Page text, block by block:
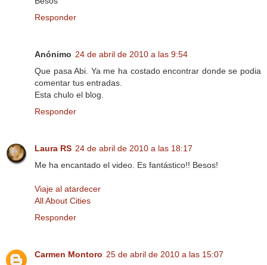
Responder
Anónimo 24 de abril de 2010 a las 9:54
Que pasa Abi. Ya me ha costado encontrar donde se podia
comentar tus entradas.
Esta chulo el blog.
Responder
Laura RS 24 de abril de 2010 a las 18:17
Me ha encantado el video. Es fantástico!! Besos!
Viaje al atardecer
All About Cities
Responder
Carmen Montoro 25 de abril de 2010 a las 15:07